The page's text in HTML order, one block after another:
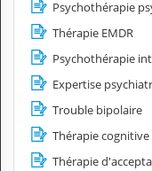
Psychothérapie
Thérapie EMDR
Psychothérapie
Expertise
Trouble bipolaire
Thérapie